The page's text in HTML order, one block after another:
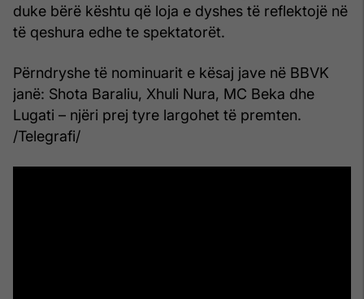
duke bërë kështu që loja e dyshes të reflektojë në
të qeshura edhe te spektatorët.
Përndryshe të nominuarit e kësaj jave në BBVK
janë: Shota Baraliu, Xhuli Nura, MC Beka dhe
Lugati – njëri prej tyre largohet të premten.
/Telegrafi/